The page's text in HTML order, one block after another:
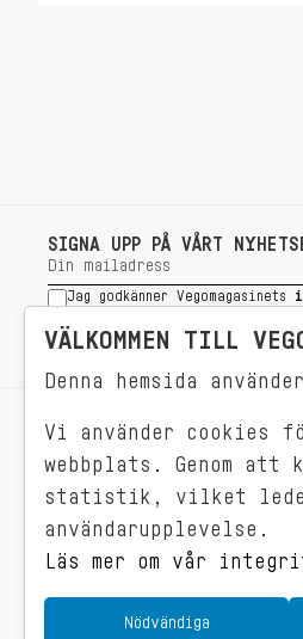
SIGNA UPP PÅ VÅRT
Jag godkänner Vegomagasinets
SIGNA UPP
himla enkelt för just dig att äta
vego. För vegomat är inte
fantastiskt.
VÄLKOMMEN TILL
Denna hemsida
Vi använder cookies
webbplats. Genom
statistik, vilket
användarupplevelse.
Läs mer om vår
Nödvändiga